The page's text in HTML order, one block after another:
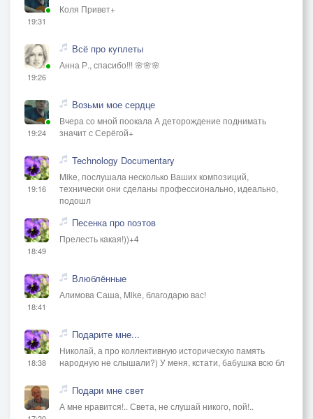
19:31
Коля Привет+
19:26
Всё про куплеты
Анна Р., спасибо!!! 🌸🌸🌸
19:24
Возьми мое сердце
Вчера со мной поокала А деторождение поднимать
значит с Серёгой+
19:16
Technology Documentary
Mike, послушала несколько Ваших композиций,
технически они сделаны профессионально, идеально,
подошл
18:49
Песенка про поэтов
Прелесть какая!))+4
18:41
Влюблённые
Алимова Саша, Mike, благодарю вас!
18:38
Подарите мне...
Николай, а про коллективную историческую память
народную не слышали?) У меня, кстати, бабушка всю бл
Подари мне свет
А мне нравится!.. Света, не слушай никого, пой!..